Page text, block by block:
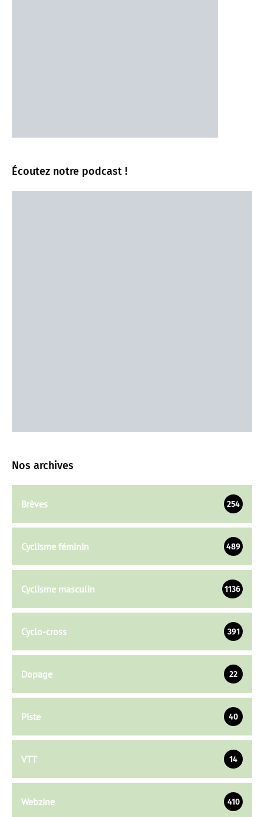
Écoutez notre podcast !
Nos archives
Brèves 254
Cyclisme féminin 489
Cyclisme masculin 1136
Cyclo-cross 391
Dopage 22
Piste 40
VTT 14
Webzine 410